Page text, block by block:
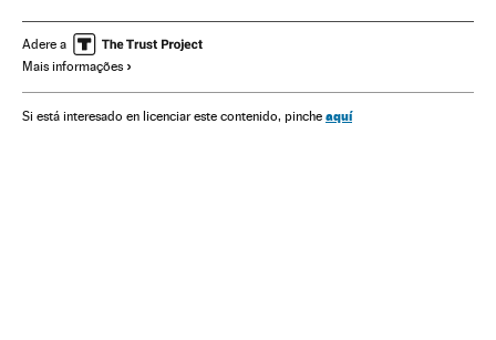
Adere a
Mais informações
Si está interesado en licenciar este contenido, pinche aquí